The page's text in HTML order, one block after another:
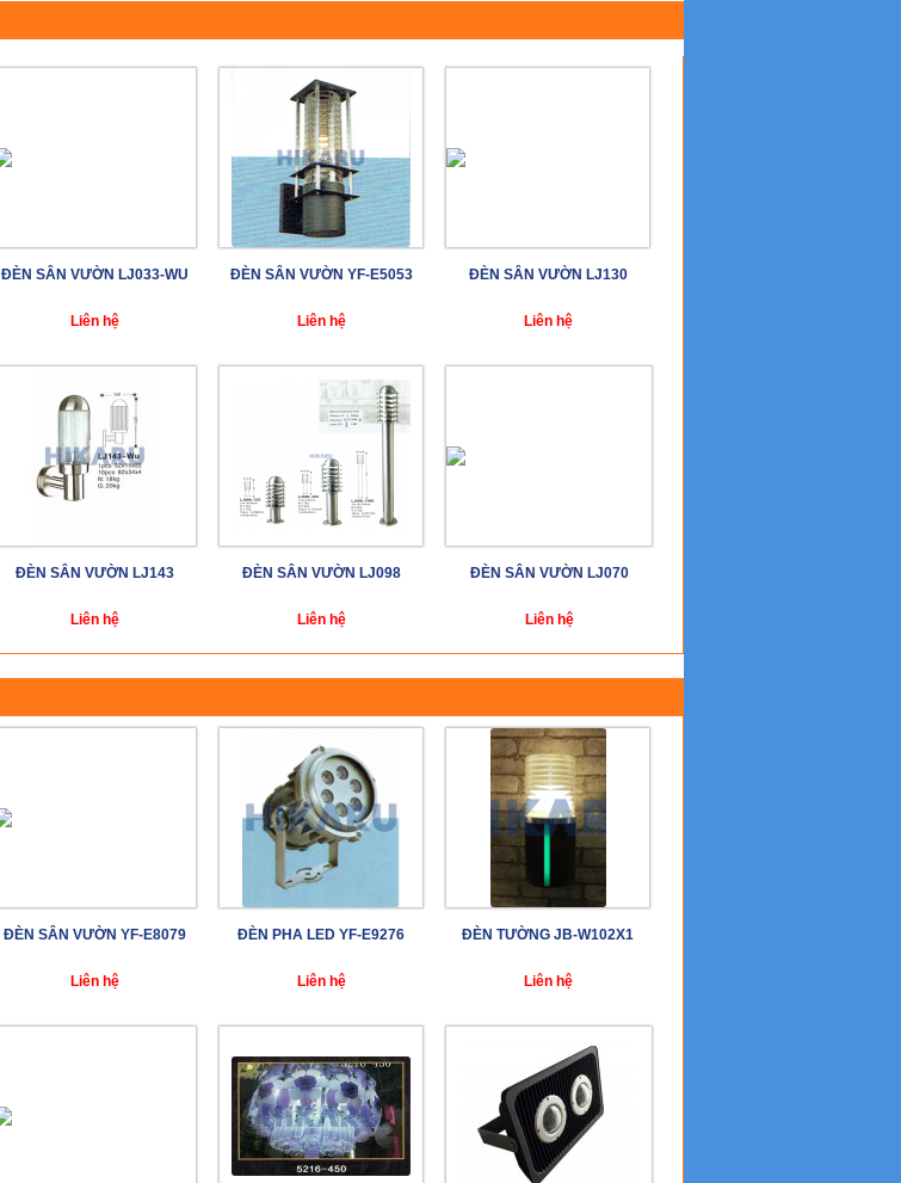
ĐÈN SÂN VƯỜN LJ033-WU
Liên hệ
ĐÈN SÂN VƯỜN YF-E5053
Liên hệ
ĐÈN SÂN VƯỜN LJ130
Liên hệ
ĐÈN SÂN VƯỜN LJ143
Liên hệ
ĐÈN SÂN VƯỜN LJ098
Liên hệ
ĐÈN SÂN VƯỜN LJ070
Liên hệ
ĐÈN SÂN VƯỜN YF-E8079
Liên hệ
ĐÈN PHA LED YF-E9276
Liên hệ
ĐÈN TƯỜNG JB-W102X1
Liên hệ